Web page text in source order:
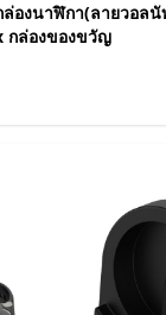
องนาฬิกา(ลายวอลนั
กล่องของขวัญ